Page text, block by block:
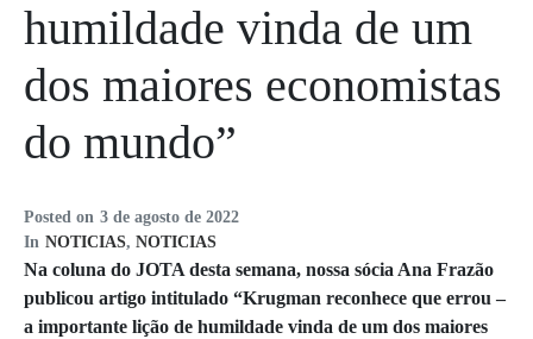
Posted on 3 de agosto de 2022
In NOTICIAS, NOTICIAS
humildade vinda de um
dos maiores economistas
do mundo”
Na coluna do JOTA desta semana, nossa sócia Ana Frazão
publicou artigo intitulado “Krugman reconhece que errou –
a importante lição de humildade vinda de um dos maiores